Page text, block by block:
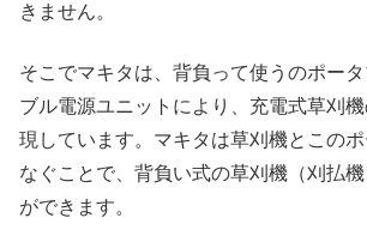
きません。
そこでマキタは、背負って使うのポー
ブル電源ユニットにより、充電式草刈
現しています。マキタは草刈機とこの
なぐことで、背負い式の草刈機（刈払
ができます。